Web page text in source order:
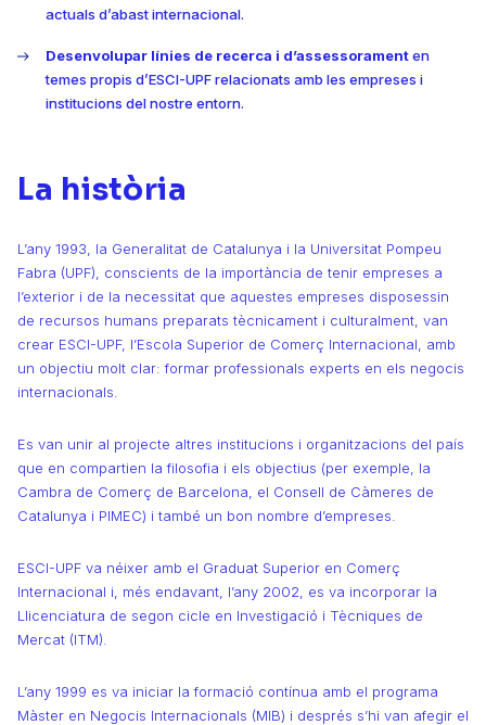
actuals d’abast internacional.
Desenvolupar línies de recerca i d’assessoramenten
temes propis d’ESCI-UPF relacionats amb les empreses i
institucions del nostre entorn.
La història
L’any 1993, la Generalitat de Catalunya i la Universitat Pompeu
Fabra (UPF), conscients de la importància de tenir empreses a
l’exterior i de la necessitat que aquestes empreses disposessin
de recursos humans preparats tècnicament i culturalment, van
crear ESCI-UPF, l’Escola Superior de Comerç Internacional, amb
un objectiu molt clar: formar professionals experts en els negocis
internacionals.
Es van unir al projecte altres institucions i organitzacions del país
que en compartien la filosofia i els objectius (per exemple, la
Cambra de Comerç de Barcelona, el Consell de Càmeres de
Catalunya i PIMEC) i també un bon nombre d’empreses.
ESCI-UPF va néixer amb el Graduat Superior en Comerç
Internacional i, més endavant, l’any 2002, es va incorporar la
Llicenciatura de segon cicle en Investigació i Tècniques de
Mercat (ITM).
L’any 1999 es va iniciar la formació contínua amb el programa
Màster en Negocis Internacionals (MIB) i després s’hi van afegir el